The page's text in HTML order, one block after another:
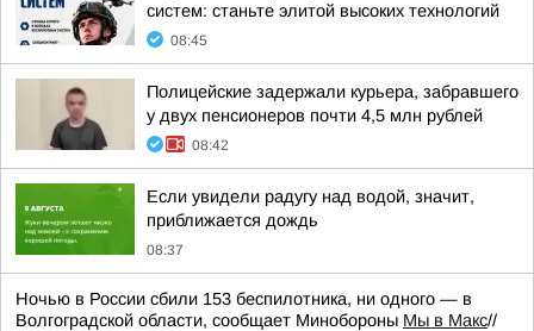
систем: станьте элитой высоких технологий
08:45
Полицейские задержали курьера, забравшего
у двух пенсионеров почти 4,5 млн рублей
08:42
Если увидели радугу над водой, значит,
приближается дождь
08:37
Ночью в России сбили 153 беспилотника, ни одного — в
Волгоградской области, сообщает Минобороны Мы в Макс//